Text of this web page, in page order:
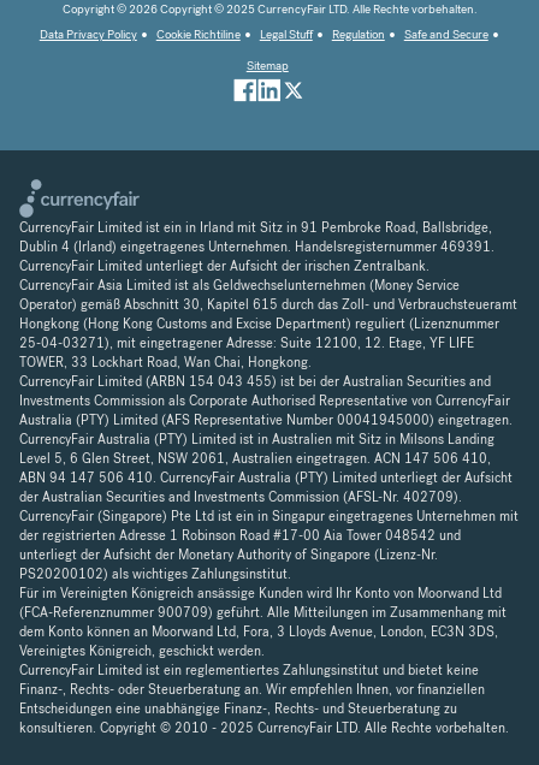
Copyright © 2026 Copyright © 2025 CurrencyFair LTD. Alle Rechte vorbehalten.
Data Privacy Policy
Cookie Richtiline Legal Stuff Regulation
Safe and Secure
Sitemap
CurrencyFair Limited ist ein in Irland mit Sitz in 91 Pembroke Road, Ballsbridge,
Dublin 4 (Irland) eingetragenes Unternehmen. Handelsregisternummer 469391.
CurrencyFair Limited unterliegt der Aufsicht der irischen Zentralbank.
CurrencyFair Asia Limited ist als Geldwechselunternehmen (Money Service
Operator) gemäß Abschnitt 30, Kapitel 615 durch das Zoll- und Verbrauchsteueramt
Hongkong (Hong Kong Customs and Excise Department) reguliert (Lizenznummer
25-04-03271), mit eingetragener Adresse: Suite 12100, 12. Etage, YF LIFE
TOWER, 33 Lockhart Road, Wan Chai, Hongkong.
CurrencyFair Limited (ARBN 154 043 455) ist bei der Australian Securities and
Investments Commission als Corporate Authorised Representative von CurrencyFair
Australia (PTY) Limited (AFS Representative Number 00041945000) eingetragen.
CurrencyFair Australia (PTY) Limited ist in Australien mit Sitz in Milsons Landing
Level 5, 6 Glen Street, NSW 2061, Australien eingetragen. ACN 147 506 410,
ABN 94 147 506 410. CurrencyFair Australia (PTY) Limited unterliegt der Aufsicht
der Australian Securities and Investments Commission (AFSL-Nr. 402709).
CurrencyFair (Singapore) Pte Ltd ist ein in Singapur eingetragenes Unternehmen mit
der registrierten Adresse 1 Robinson Road #17-00 Aia Tower 048542 und
unterliegt der Aufsicht der Monetary Authority of Singapore (Lizenz-Nr.
PS20200102) als wichtiges Zahlungsinstitut.
Für im Vereinigten Königreich ansässige Kunden wird Ihr Konto von Moorwand Ltd
(FCA-Referenznummer 900709) geführt. Alle Mitteilungen im Zusammenhang mit
dem Konto können an Moorwand Ltd, Fora, 3 Lloyds Avenue, London, EC3N 3DS,
Vereinigtes Königreich, geschickt werden.
CurrencyFair Limited ist ein reglementiertes Zahlungsinstitut und bietet keine
Finanz-, Rechts- oder Steuerberatung an. Wir empfehlen Ihnen, vor finanziellen
Entscheidungen eine unabhängige Finanz-, Rechts- und Steuerberatung zu
konsultieren. Copyright © 2010 - 2025 CurrencyFair LTD. Alle Rechte vorbehalten.